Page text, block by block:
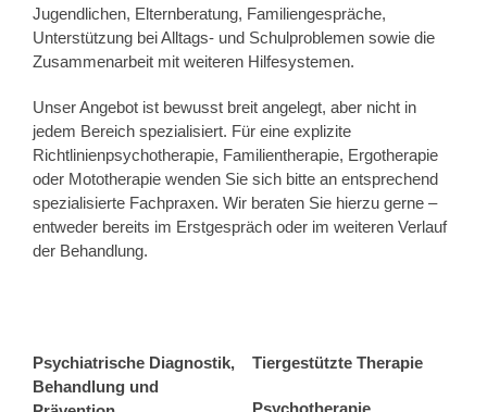
Jugendlichen, Elternberatung, Familiengespräche,
Unterstützung bei Alltags- und Schulproblemen sowie die
Zusammenarbeit mit weiteren Hilfesystemen.
Unser Angebot ist bewusst breit angelegt, aber nicht in
jedem Bereich spezialisiert. Für eine explizite
Richtlinienpsychotherapie, Familientherapie, Ergotherapie
oder Mototherapie wenden Sie sich bitte an entsprechend
spezialisierte Fachpraxen. Wir beraten Sie hierzu gerne –
entweder bereits im Erstgespräch oder im weiteren Verlauf
der Behandlung.
Psychiatrische Diagnostik,
Behandlung und
Tiergestützte Therapie
Psychotherapie